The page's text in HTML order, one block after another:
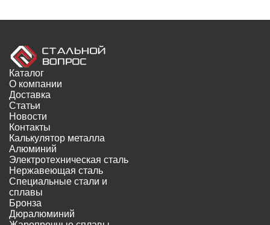
Каталог
О компании
Доставка
Статьи
Новости
Контакты
Калькулятор металла
Алюминий
Электротехническая сталь
Нержавеющая сталь
Специальные стали и
сплавы
Бронза
Дюралюминий